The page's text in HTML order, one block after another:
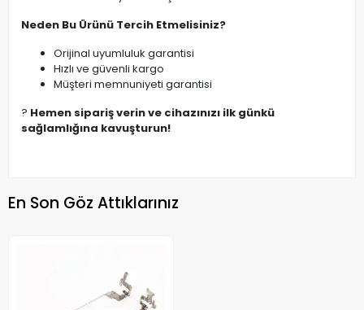
Neden Bu Ürünü Tercih Etmelisiniz?
Orijinal uyumluluk garantisi
Hızlı ve güvenli kargo
Müşteri memnuniyeti garantisi
? Hemen sipariş verin ve cihazınızı ilk günkü
sağlamlığına kavuşturun!
En Son Göz Attıklarınız